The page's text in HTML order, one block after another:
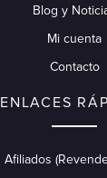
Blog y
Mi cuenta
Contacto
ENLACES
Afiliados